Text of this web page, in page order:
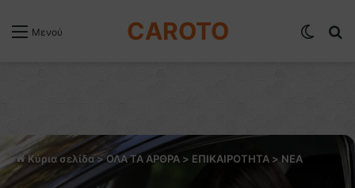
Μενού CAROTO
Κύρια σελίδα>ΟΛΑ ΤΑ ΑΡΘΡΑ > ΕΠΙΚΑΙΡΟΤΗΤΑ > NEA